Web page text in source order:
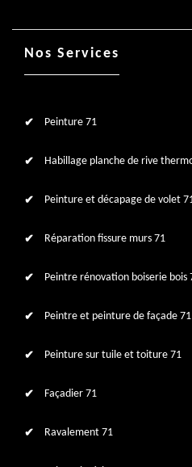
Nos Services
Peinture 71
Habillage planche de rive
Peinture et décapage de volet
Réparation fissure murs 71
Peintre rénovation boiserie bois
Peintre et peinture de façade 71
Peinture sur tuile et toiture 71
Façadier 71
Ravalement 71